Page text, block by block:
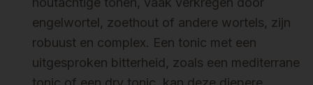
engelwortel, zoethout of andere wortels, zijn
robuust en complex. Een tonic met een
uitgesproken bitterheid, zoals een mediterrane